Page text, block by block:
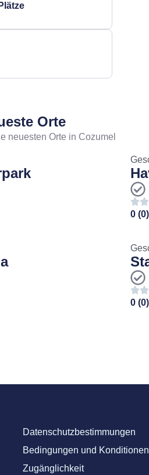
Orte
neuesten Orte in Cozumel
0 (0)
0 (0)
Datenschutzbestimmungen
Bedingungen und Konditionen
Zugänglichkeit